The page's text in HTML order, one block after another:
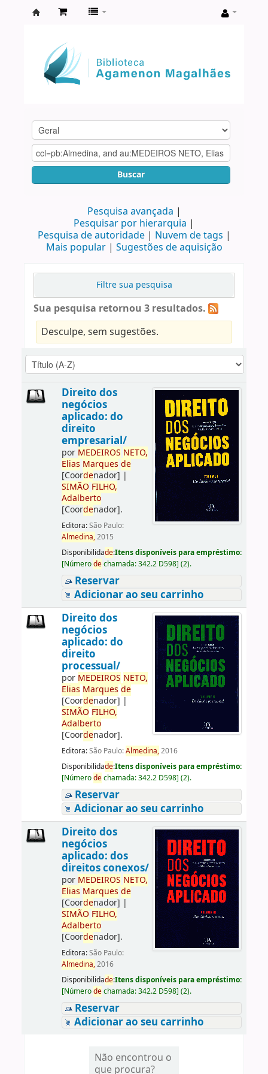
Agamenon
Magalhães
Buscar
Pesquisa avançada
Pesquisar por hierarquia
Pesquisa de autoridade
Nuvem de tags
Mais popular
Sugestões de aquisição
Filtre sua pesquisa
Sua pesquisa retornou 3 resultados.
Desculpe, sem sugestões.
Direito dos
negócios
aplicado: do
direito
empresarial/
por MEDEIROS NETO,
Elias Marques de
[Coordenador] |
SIMÃO FILHO,
Adalberto
[Coordenador].
Editora:São Paulo:
Almedina,2015
Disponibilidade:Itens disponíveis para empréstimo:
[Númerodechamada:342.2 D598] (2).
Reservar
Adicionar ao seu carrinho
Direito dos
negócios
aplicado: do
direito
processual/
por MEDEIROS NETO,
Elias Marques de
[Coordenador] |
SIMÃO FILHO,
Adalberto
[Coordenador].
Editora:São Paulo:Almedina,2016
Disponibilidade:Itens disponíveis para empréstimo:
[Númerodechamada:342.2 D598] (2).
Reservar
Adicionar ao seu carrinho
Direito dos
negócios
aplicado: dos
direitos conexos/
por MEDEIROS NETO,
Elias Marques de
[Coordenador] |
SIMÃO FILHO,
Adalberto
[Coordenador].
Editora:São Paulo:
Almedina,2016
Disponibilidade:Itens disponíveis para empréstimo:
[Númerodechamada:342.2 D598] (2).
Reservar
Adicionar ao seu carrinho
Não encontrou o
que procura?